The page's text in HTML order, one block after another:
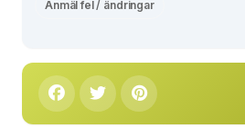
Anmäl fel / ändringar